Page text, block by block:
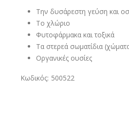
Την δυσάρεστη γεύση και
Το χλώριο
Φυτοφάρμακα και τοξικά
Τα στερεά σωματίδια
Οργανικές ουσίες
Κωδικός: 500522